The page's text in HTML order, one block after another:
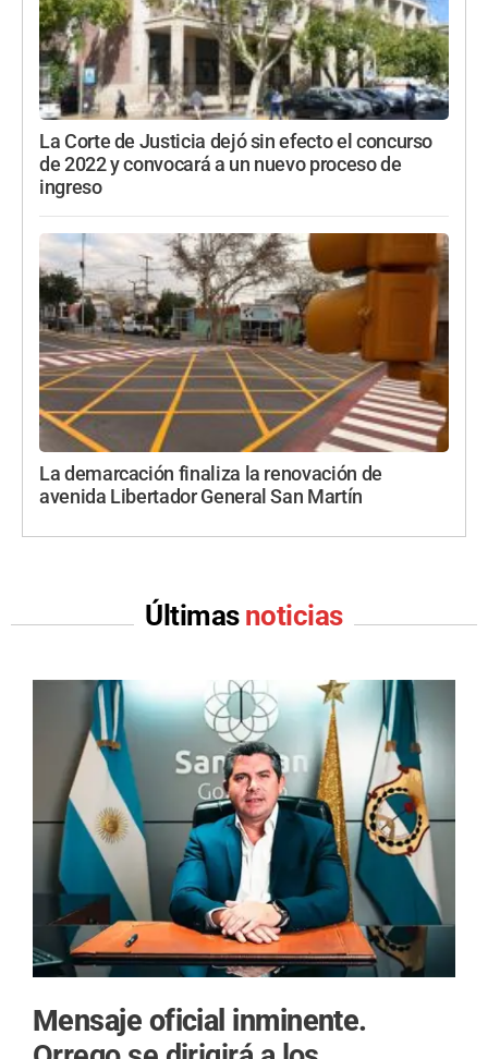
La Corte de Justicia dejó sin efecto el concurso
de 2022 y convocará a un nuevo proceso de
ingreso
La demarcación finaliza la renovación de
avenida Libertador General San Martín
Últimas noticias
Mensaje oficial inminente.